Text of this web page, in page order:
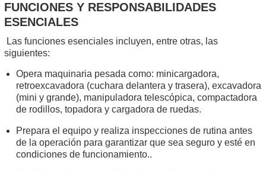
FUNCIONES Y RESPONSABILIDADES
ESENCIALES
Las funciones esenciales incluyen, entre otras, las
siguientes:
Opera maquinaria pesada como: minicargadora,
retroexcavadora (cuchara delantera y trasera), excavadora
(mini y grande), manipuladora telescópica, compactadora
de rodillos, topadora y cargadora de ruedas.
Prepara el equipo y realiza inspecciones de rutina antes
de la operación para garantizar que sea seguro y esté en
condiciones de funcionamiento..